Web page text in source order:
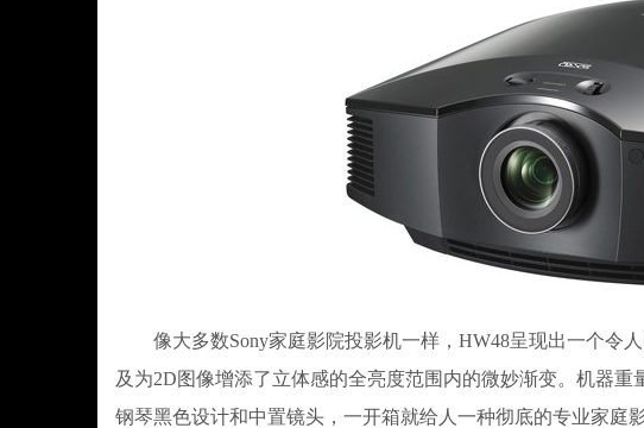
像大多数Sony家庭影院投影机一样，HW48呈现出一个令
及为2D图像增添了立体感的全亮度范围内的微妙渐变。机器重
钢琴黑色设计和中置镜头，一开箱就给人一种彻底的专业家庭